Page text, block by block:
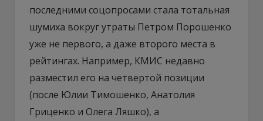
последними соцопросами стала тотальная
шумиха вокруг утраты Петром Порошенко
уже не первого, а даже второго места в
рейтингах. Например, КМИС недавно
разместил его на четвертой позиции
(после Юлии Тимошенко, Анатолия
Гриценко и Олега Ляшко), а